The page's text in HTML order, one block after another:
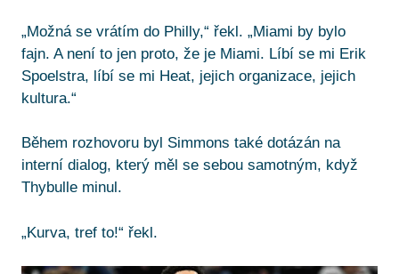
„Možná se vrátím do Philly,“ řekl. „Miami by bylo
fajn. A není to jen proto, že je Miami. Líbí se mi Erik
Spoelstra, líbí se mi Heat, jejich organizace, jejich
kultura.“
Během rozhovoru byl Simmons také dotázán na
interní dialog, který měl se sebou samotným, když
Thybulle minul.
„Kurva, tref to!“ řekl.